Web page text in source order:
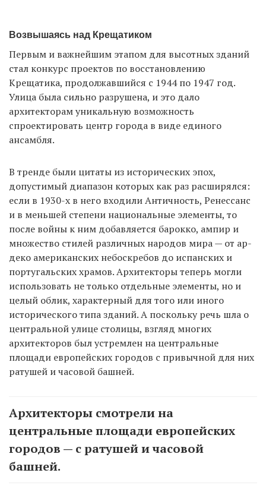
Возвышаясь над Крещатиком
Первым и важнейшим этапом для высотных зданий
стал конкурс проектов по восстановлению
Крещатика, продолжавшийся с 1944 по 1947 год.
Улица была сильно разрушена, и это дало
архитекторам уникальную возможность
спроектировать центр города в виде единого
ансамбля.
В тренде были цитаты из исторических эпох,
допустимый диапазон которых как раз расширялся:
если в 1930-х в него входили Античность, Ренессанс
и в меньшей степени национальные элементы, то
после войны к ним добавляется барокко, ампир и
множество стилей различных народов мира — от ар-
деко американских небоскребов до испанских и
португальских храмов. Архитекторы теперь могли
использовать не только отдельные элементы, но и
целый облик, характерный для того или иного
исторического типа зданий. А поскольку речь шла о
центральной улице столицы, взгляд многих
архитекторов был устремлен на центральные
площади европейских городов с привычной для них
ратушей и часовой башней.
Архитекторы смотрели на
центральные площади европейских
городов — с ратушей и часовой
башней.